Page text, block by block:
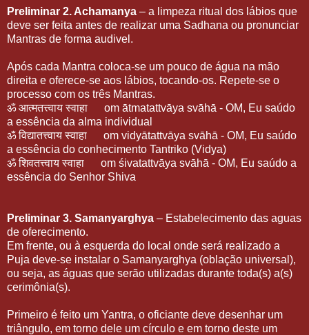
Preliminar 2. Achamanya – a limpeza ritual dos lábios que
deve ser feita antes de realizar uma Sadhana ou pronunciar
Mantras de forma audivel.
Após cada Mantra coloca-se um pouco de água na mão
direita e oferece-se aos lábios, tocando-os. Repete-se o
processo com os três Mantras.
ॐ आत्मतत्त्वाय स्वाहा
om ātmatattvāya svāhā - OM, Eu saúdo
a essência da alma individual
ॐ विद्यातत्त्वाय स्वाहा
om vidyātattvāya svāhā - OM, Eu saúdo
a essência do conhecimento Tantriko (Vidya)
ॐ शिवतत्त्वाय स्वाहा
om śivatattvāya svāhā - OM, Eu saúdo a
essência do Senhor Shiva
Preliminar 3. Samanyarghya – Estabelecimento das aguas
de oferecimento.
Em frente, ou à esquerda do local onde será realizado a
Puja deve-se instalar o Samanyarghya (oblação universal),
ou seja, as águas que serão utilizadas durante toda(s) a(s)
cerimônia(s).
Primeiro é feito um Yantra, o oficiante deve desenhar um
triângulo, em torno dele um círculo e em torno deste um